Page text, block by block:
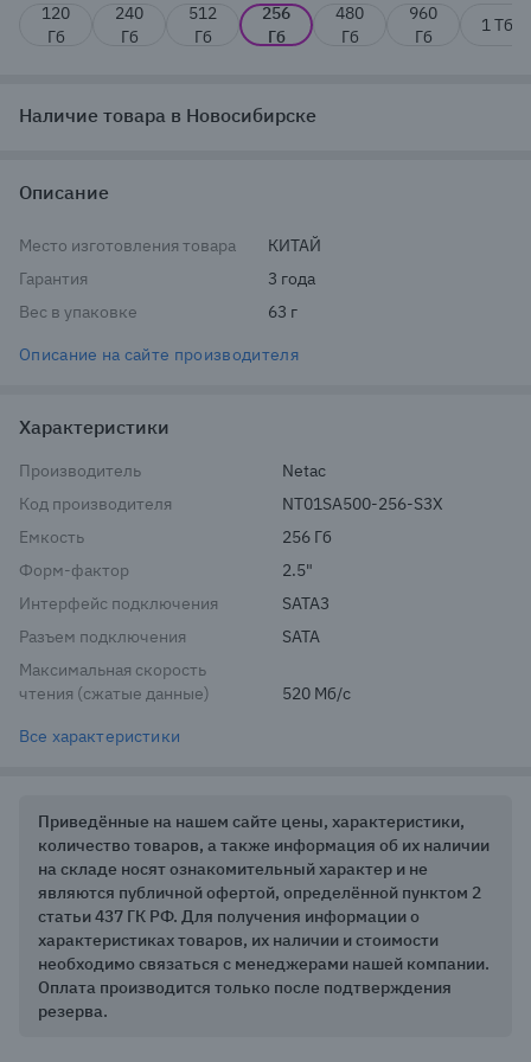
120
Гб
240
Гб
512
Гб
256
Гб
480
Гб
960
Гб
1 Тб
Наличие товара в Новосибирске
Описание
Место изготовления товара
КИТАЙ
Гарантия
3 года
Вес в упаковке
63 г
Описание на сайте производителя
Характеристики
Производитель
Netac
Код производителя
NT01SA500-256-S3X
Емкость
256 Гб
Форм-фактор
2.5"
Интерфейс подключения
SATA3
Разъем подключения
SATA
Максимальная скорость
чтения (сжатые данные)
520 Мб/с
Все характеристики
Приведённые на нашем сайте цены, характеристики,
количество товаров, а также информация об их наличии
на складе носят ознакомительный характер и не
являются публичной офертой, определённой пунктом 2
статьи 437 ГК РФ. Для получения информации о
характеристиках товаров, их наличии и стоимости
необходимо связаться с менеджерами нашей компании.
Оплата производится только после подтверждения
резерва.